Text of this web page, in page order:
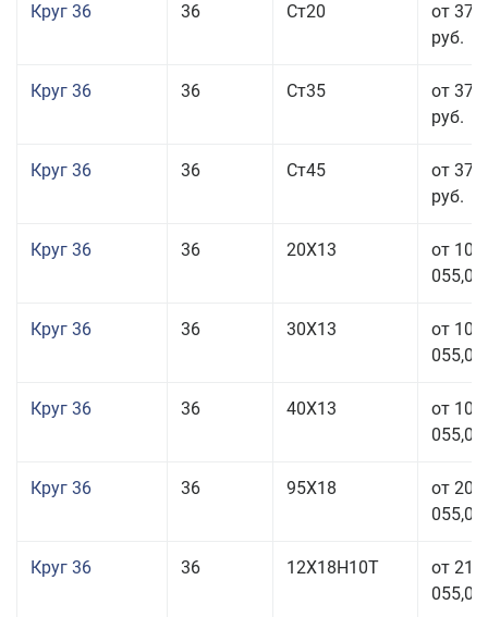
Круг 36 36 Ст20
от 37
руб.
Круг 36 36 Ст35
от 37
руб.
Круг 36 36 Ст45
от 37
руб.
Круг 36 36 20Х13
от 101
055,00
Круг 36 36 30Х13
от 101
055,00
Круг 36 36 40Х13
от 101
055,00
Круг 36 36 95Х18
от 208
055,00
Круг 36 36 12Х18Н10Т
от 210
055,00